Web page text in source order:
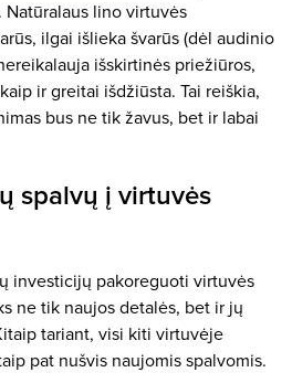
lino virtuvės
ilgai išlieka švarūs (dėl audinio
išskirtinės priežiūros,
ir greitai išdžiūsta. Tai reiškia,
bus ne tik žavus, bet ir labai
spalvų į virtuvės
investicijų pakoreguoti virtuvės
ne tik naujos detalės, bet ir jų
tariant, visi kiti virtuvėje
pat nušvis naujomis spalvomis.